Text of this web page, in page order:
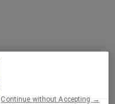
Continue without Accepting →